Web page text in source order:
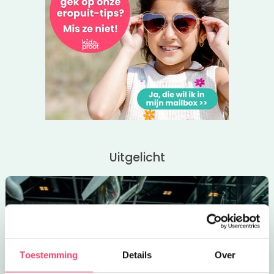
Toestemming Details Over
De derde dag staat in het teken van zelf leren navigeren.
Onderweg komen jullie in ieder geval langs de Kemphaan
waar bij Klimpark Fun Forest het High-rope parcours wordt
Deze vierde dag van de Outdoor Vakantieweek is het tijd
om het water op te gaan. Met kayaks vaar je door de
natuur rond boswachterij Almeerderhout. ’s Middags staat
een wedstrijdje boogschieten op het programma! Op de
gaan testen. De vakantieweek eindigt met een top-
activiteit: een echte survival!
Reserveer deze coole Outdoor Vakantieweek
Op de volgende dagen vindt de Outdoor Vakantieweek
Uitgelicht